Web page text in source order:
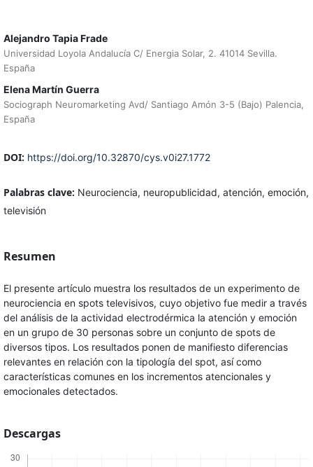
Alejandro Tapia Frade
Universidad Loyola Andalucía C/ Energia Solar, 2. 41014 Sevilla.
España
Elena Martín Guerra
Sociograph Neuromarketing Avd/ Santiago Amón 3-5 (Bajo) Palencia,
España
DOI: https://doi.org/10.32870/cys.v0i27.1772
Palabras clave: Neurociencia, neuropublicidad, atención, emoción,
televisión
Resumen
El presente artículo muestra los resultados de un experimento de
neurociencia en spots televisivos, cuyo objetivo fue medir a través
del análisis de la actividad electrodérmica la atención y emoción
en un grupo de 30 personas sobre un conjunto de spots de
diversos tipos. Los resultados ponen de manifiesto diferencias
relevantes en relación con la tipología del spot, así como
características comunes en los incrementos atencionales y
emocionales detectados.
Descargas